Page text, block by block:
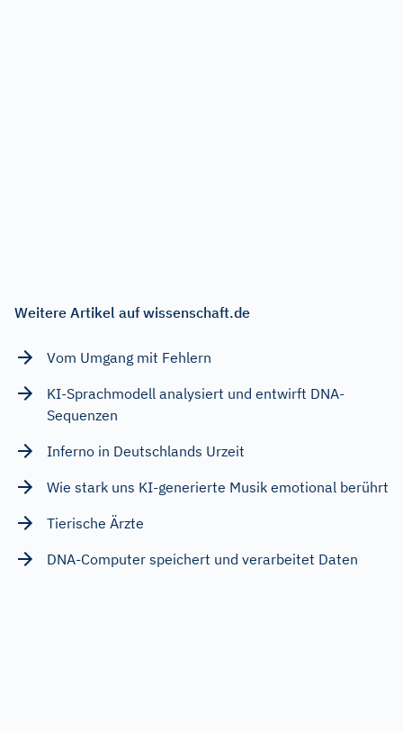
Weitere Artikel auf wissenschaft.de
Vom Umgang mit Fehlern
KI-Sprachmodell analysiert und entwirft DNA-
Sequenzen
Inferno in Deutschlands Urzeit
Wie stark uns KI-generierte Musik emotional berührt
Tierische Ärzte
DNA-Computer speichert und verarbeitet Daten